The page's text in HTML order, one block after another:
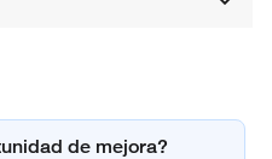
de mejora?